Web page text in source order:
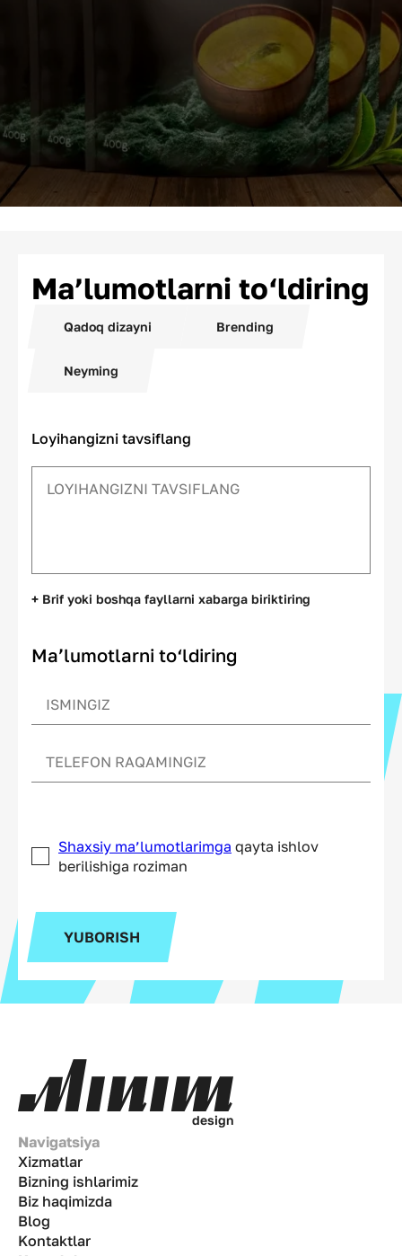
Ma’lumotlarni to‘ldiring
Qadoq dizayni Brending
Neyming
Loyihangizni tavsiflang
+ Brif yoki boshqa fayllarni xabarga biriktiring
Ma’lumotlarni to‘ldiring
Shaxsiy ma’lumotlarimga qayta ishlov
berilishiga roziman
YUBORISH
design
Navigatsiya
Xizmatlar
Bizning ishlarimiz
Biz haqimizda
Blog
Kontaktlar